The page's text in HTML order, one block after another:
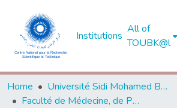
Institutions
All of
TOUBK@l
Home
Université Sidi Mohamed Ben Abdellah de Fès
Faculté de Médecine, de Pharmacie et de Médecine Dentaire - Fès